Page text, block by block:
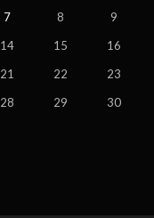
7 8
9
14 15
16
21 22
23
28 29
30